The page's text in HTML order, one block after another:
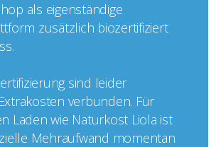
als eigenständige
zusätzlich biozertifiziert
sind leider
verbunden. Für
Laden wie Naturkost Liola ist
Mehraufwand momentan